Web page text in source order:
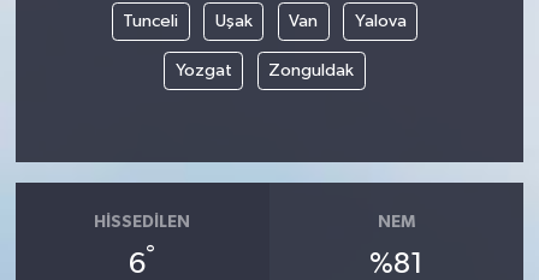
Tunceli Uşak Van Yalova
Yozgat Zonguldak
HISSEDILEN
6°
NEM
%81